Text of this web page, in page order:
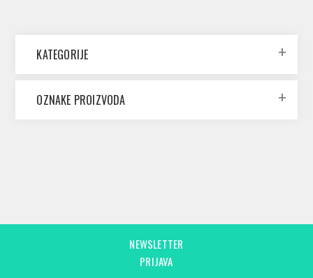
KATEGORIJE
OZNAKE PROIZVODA
NEWSLETTER
PRIJAVA